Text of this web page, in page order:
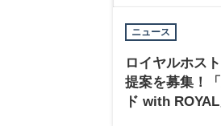
ニュース
ロイヤルホス
提案を募集！
ド with